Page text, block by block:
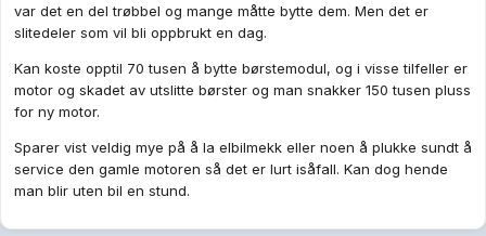
var det en del trøbbel og mange måtte bytte dem. Men det er
slitedeler som vil bli oppbrukt en dag.
Kan koste opptil 70 tusen å bytte børstemodul, og i visse tilfeller er
motor og skadet av utslitte børster og man snakker 150 tusen pluss
for ny motor.
Sparer vist veldig mye på å la elbilmekk eller noen å plukke sundt å
service den gamle motoren så det er lurt isåfall. Kan dog hende
man blir uten bil en stund.